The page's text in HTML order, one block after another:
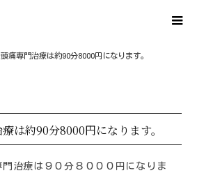
痛専門治療は約90分8000円になります。
は約90分8000円になります。
治療は９０分８０００円になりま